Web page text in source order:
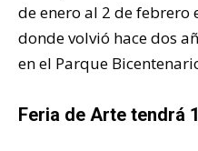
de enero al 2 de febrero
donde volvió hace dos
en el Parque
Feria de Arte tendrá